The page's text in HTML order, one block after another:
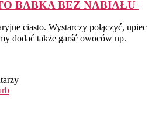
BABKA BEZ NABIAŁU
ciasto. Wystarczy połączyć, upiec
dodać także garść owoców np.